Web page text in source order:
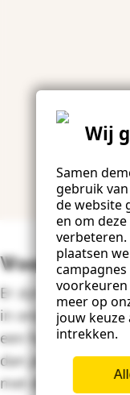
Wij
Samen
gebruik
de website
en om
plaatsen
voorkeuren
meer op
jouw
intrekken.
Waarom
Er zijn op dit
in ons land. Dit
een half miljoen
dan je misschien
met dementie